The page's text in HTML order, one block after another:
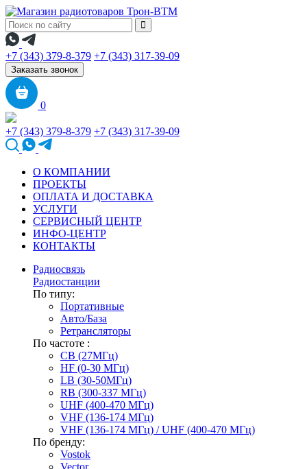
+7 (343) 379-8-379 +7 (343) 317-39-09
Заказать звонок
0
+7 (343) 379-8-379 +7 (343) 317-39-09
О КОМПАНИИ
ПРОЕКТЫ
ОПЛАТА И ДОСТАВКА
УСЛУГИ
СЕРВИСНЫЙ ЦЕНТР
ИНФО-ЦЕНТР
КОНТАКТЫ
Радиосвязь
Радиостанции
По типу:
Портативные
Авто/База
Ретрансляторы
По частоте :
CB (27МГц)
HF (0-30 МГц)
LB (30-50МГц)
RB (300-337 МГц)
UHF (400-470 МГц)
VHF (136-174 МГц)
VHF (136-174 МГц) / UHF (400-470 МГц)
По бренду:
Vostok
Vector